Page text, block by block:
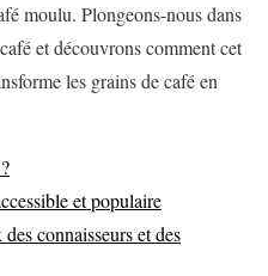
moulu. Plongeons-nous dans
et découvrons comment cet
les grains de café en
et populaire
connaisseurs et des